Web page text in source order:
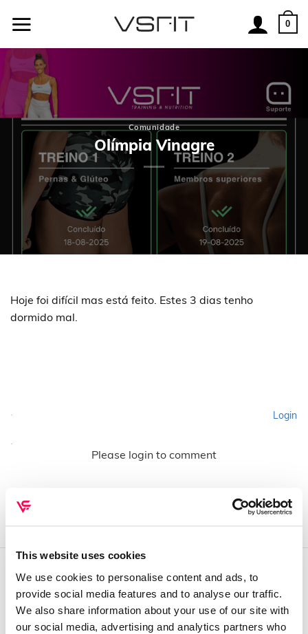
This website uses cookies
We use cookies to personalise content and ads, to
provide social media features and to analyse our traffic.
We also share information about your use of our site with
our social media, advertising and analytics partners who
0
Comunidade
Olímpia Vinagre
Hoje foi difícil mas está feito. Estes 3 dias tenho
dormido mal.
Login
Please login to comment
QUEM SOMOS
Sobre mim